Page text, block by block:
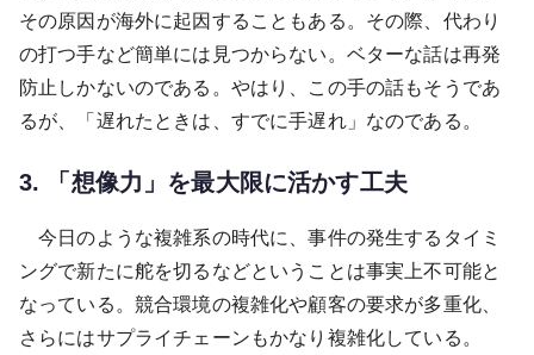
その原因が海外に起因することもある。その際、代わり
の打つ手など簡単には見つからない。ベターな話は再発
防止しかないのである。やはり、この手の話もそうであ
るが、「遅れたときは、すでに手遅れ」なのである。
3. 「想像力」を最大限に活かす工夫
今日のような複雑系の時代に、事件の発生するタイミ
ングで新たに舵を切るなどということは事実上不可能と
なっている。競合環境の複雑化や顧客の要求が多重化、
さらにはサプライチェーンもかなり複雑化している。